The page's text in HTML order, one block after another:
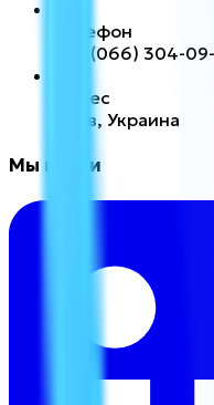
Телефон
+38 (066) 304-
Адрес
Киев, Украина
Мы в сети